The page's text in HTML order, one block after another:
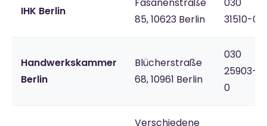
IHK Berlin
85, 10623 Berlin
31510-0
Handwerkskammer
Berlin
Blücherstraße
68, 10961 Berlin
030
25903-
0
Verschiedene